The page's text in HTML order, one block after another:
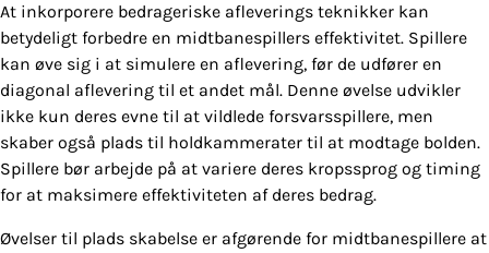
At inkorporere bedrageriske afleverings teknikker kan
betydeligt forbedre en midtbanespillers effektivitet. Spillere
kan øve sig i at simulere en aflevering, før de udfører en
diagonal aflevering til et andet mål. Denne øvelse udvikler
ikke kun deres evne til at vildlede forsvarsspillere, men
skaber også plads til holdkammerater til at modtage bolden.
Spillere bør arbejde på at variere deres kropssprog og timing
for at maksimere effektiviteten af deres bedrag.
Øvelser til plads skabelse er afgørende for midtbanespillere at